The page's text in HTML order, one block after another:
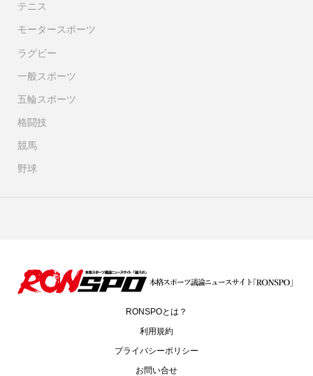
テニス
モータースポーツ
ラグビー
一般スポーツ
五輪スポーツ
格闘技
競馬
野球
RONSPOとは？
利用規約
プライバシーポリシー
お問い合せ